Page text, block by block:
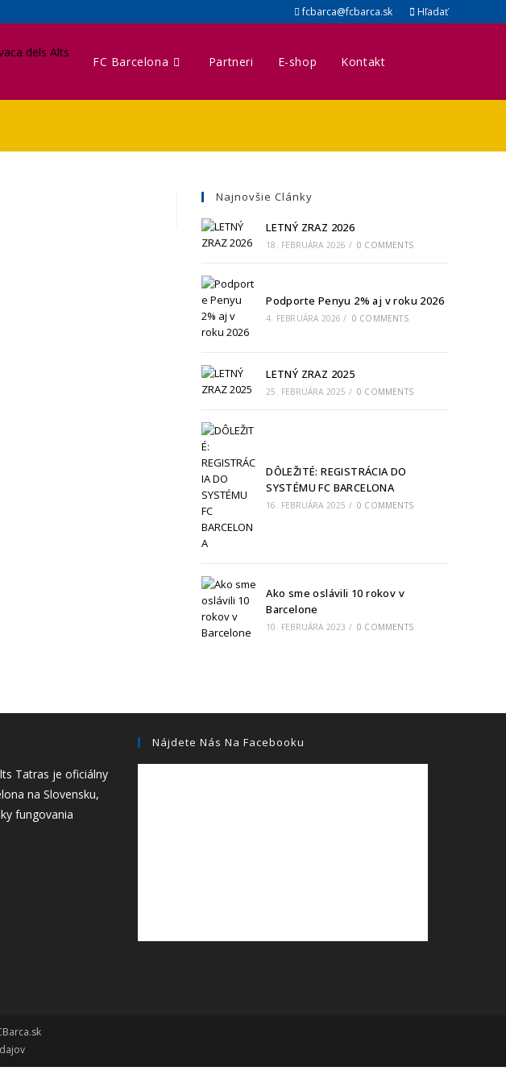
fcbarca@fcbarca.sk Hľadať
FC Barcelona Partneri E-shop Kontakt
Najnovšie Clánky
LETNÝ ZRAZ 2026
18. FEBRUÁRA 2026 / 0 COMMENTS
Podporte Penyu 2% aj v roku 2026
4. FEBRUÁRA 2026 / 0 COMMENTS
LETNÝ ZRAZ 2025
25. FEBRUÁRA 2025 / 0 COMMENTS
DÔLEŽITÉ: REGISTRÁCIA DO
SYSTÉMU FC BARCELONA
16. FEBRUÁRA 2025 / 0 COMMENTS
Ako sme oslávili 10 rokov v
Barcelone
10. FEBRUÁRA 2023 / 0 COMMENTS
Tatras je oficiálny
na Slovensku,
fungovania
Nájdete Nás Na Facebooku